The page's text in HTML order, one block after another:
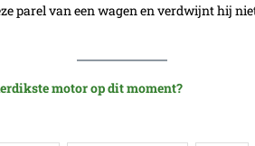
parel van een wagen en verdwijnt hij
motor op dit moment?